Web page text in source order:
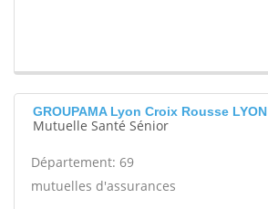
GROUPAMA Lyon Croix Rousse LYON
Mutuelle Santé Sénior
Département: 69
mutuelles d'assurances